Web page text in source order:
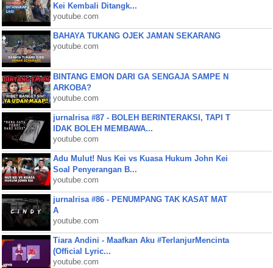
Kei Kembali Ditangk...
youtube.com
BAHAYA TUKANG OJEK JAMAN SEKARANG
youtube.com
BINTANG EMON DARI GA SENGAJA SAMPE N
ARKOBA?
youtube.com
jurnalrisa #87 - BOLEH BERINTERAKSI, TAPI T
IDAK BOLEH MEMBAWA...
youtube.com
Adu Mulut! Nus Kei vs Kuasa Hukum John Kei
Soal Penyerangan B...
youtube.com
jurnalrisa #86 - PENUMPANG TAK KASAT MAT
A
youtube.com
Tiara Andini - Maafkan Aku #TerlanjurMencinta
(Official Lyric...
youtube.com